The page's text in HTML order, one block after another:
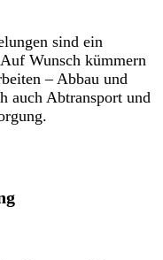
sind ein
Wunsch kümmern
– Abbau und
auch Abtransport und